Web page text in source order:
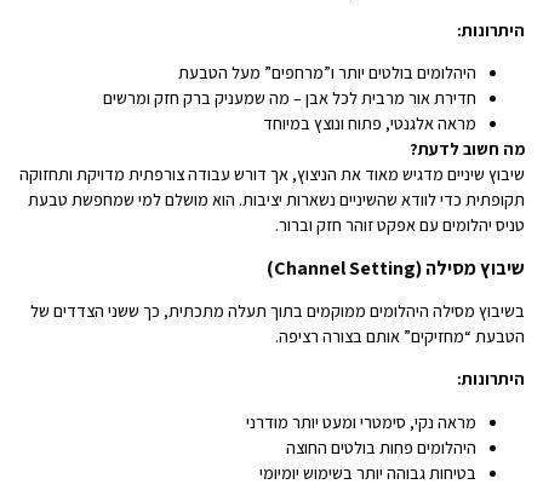
היתרונות:
היהלומים בולטים יותר ו”מרחפים” מעל הטבעת
חדירת אור מרבית לכל אבן – מה שמעניק ברק חזק ומרשים
מראה אלגנטי, פתוח ונוצץ במיוחד
מה חשוב לדעת?
שיבוץ שיניים מדגיש מאוד את הניצוץ, אך דורש עבודה צורפתית מדויקת ותחזוקה
תקופתית כדי לוודא שהשיניים נשארות יציבות. הוא מושלם למי שמחפשת טבעת
טניס יהלומים עם אפקט זוהר חזק וברור.
שיבוץ מסילה (Channel Setting)
בשיבוץ מסילה היהלומים ממוקמים בתוך תעלה מתכתית, כך ששני הצדדים של
הטבעת “מחזיקים” אותם בצורה רציפה.
היתרונות:
מראה נקי, סימטרי ומעט יותר מודרני
היהלומים פחות בולטים החוצה
בטיחות גבוהה יותר בשימוש יומיומי